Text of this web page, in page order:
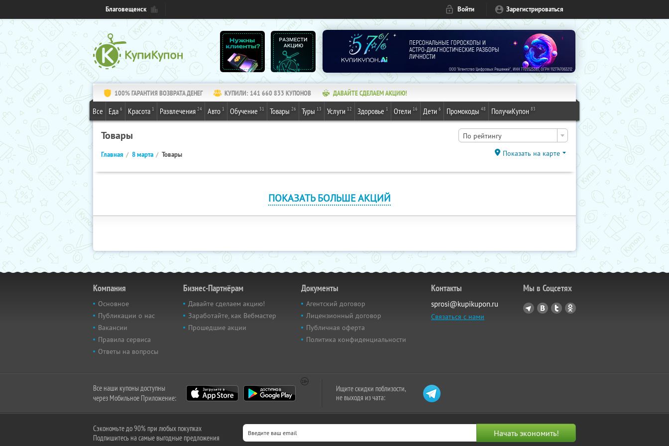
Благовещенск Войти Зарегистрироваться
100% ГАРАНТИЯ ВОЗВРАТА ДЕНЕГ КУПИЛИ: 141 660 833 КУПОНОВ ДАВАЙТЕ СДЕЛАЕМ АКЦИЮ!
Все Еда 6 Красота 1 Развлечения 24 Авто 1 Обучение 31 Товары 26 Туры 13 Услуги 12 Здоровье 1 Отели 16 Дети 6 Промокоды 48 ПолучиКупон 83
Товары По рейтингу
Главная 8 марта Товары Показать на карте
ПОКАЗАТЬ БОЛЬШЕ АКЦИЙ
Компания
Основное
Публикации о нас
Вакансии
Правила сервиса
Ответы на вопросы
Бизнес-Партнёрам
Давайте сделаем акцию!
Заработайте, как Вебмастер
Прошедшие акции
Документы
Агентский договор
Лицензионный договор
Публичная оферта
Политика конфиденциальности
Контакты
sprosi@kupikupon.ru
Связаться с нами
Мы в Соцсетях
Все наши купоны доступны
через Мобильное Приложение:
Ищите скидки поблизости,
не выходя из чата:
Сэкономьте до 90% при любых покупках
Подпишитесь на самые выгодные предложения